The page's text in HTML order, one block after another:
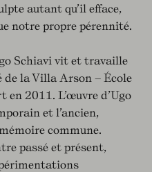
autant qu’il efface,
notre propre pérennité.
Schiavi vit et travaille
la Villa Arson – École
en 2011. L’œuvre d’Ugo
et l’ancien,
commune.
passé et présent,